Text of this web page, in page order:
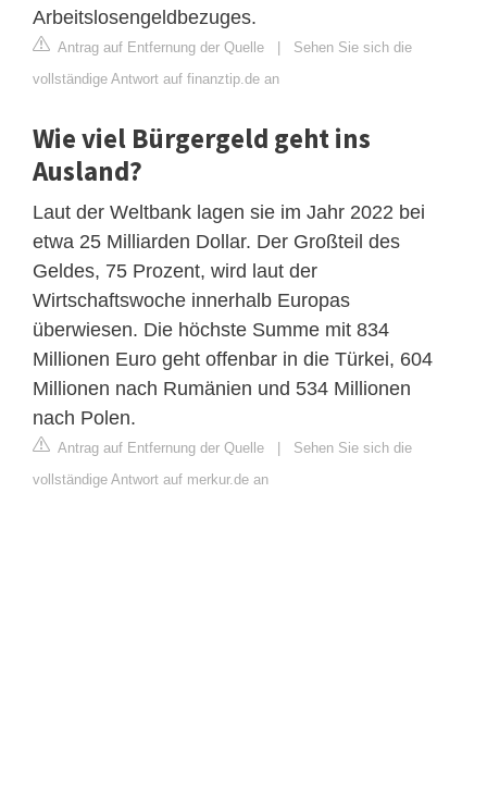
Arbeitslosengeldbezuges.
Antrag auf Entfernung der Quelle | Sehen Sie sich die
vollständige Antwort auf finanztip.de an
Wie viel Bürgergeld geht ins
Ausland?
Laut der Weltbank lagen sie im Jahr 2022 bei
etwa 25 Milliarden Dollar. Der Großteil des
Geldes, 75 Prozent, wird laut der
Wirtschaftswoche innerhalb Europas
überwiesen. Die höchste Summe mit 834
Millionen Euro geht offenbar in die Türkei, 604
Millionen nach Rumänien und 534 Millionen
nach Polen.
Antrag auf Entfernung der Quelle | Sehen Sie sich die
vollständige Antwort auf merkur.de an